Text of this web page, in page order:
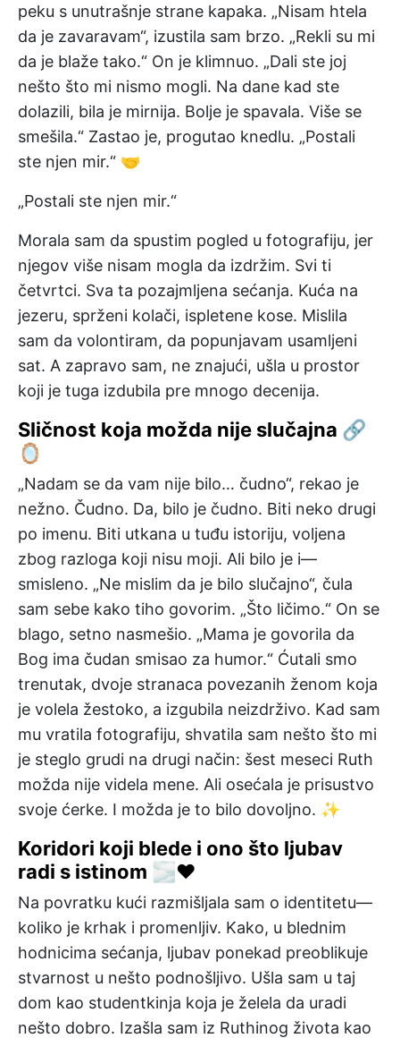
peku s unutrašnje strane kapaka. „Nisam htela
da je zavaravam“, izustila sam brzo. „Rekli su mi
da je blaže tako.“ On je klimnuo. „Dali ste joj
nešto što mi nismo mogli. Na dane kad ste
dolazili, bila je mirnija. Bolje je spavala. Više se
smešila.“ Zastao je, progutao knedlu. „Postali
ste njen mir.“ 🤝
„Postali ste njen mir.“
Morala sam da spustim pogled u fotografiju, jer
njegov više nisam mogla da izdržim. Svi ti
četvrtci. Sva ta pozajmljena sećanja. Kuća na
jezeru, sprženi kolači, ispletene kose. Mislila
sam da volontiram, da popunjavam usamljeni
sat. A zapravo sam, ne znajući, ušla u prostor
koji je tuga izdubila pre mnogo decenija.
Sličnost koja možda nije slučajna 🔗
🪞
„Nadam se da vam nije bilo… čudno“, rekao je
nežno. Čudno. Da, bilo je čudno. Biti neko drugi
po imenu. Biti utkana u tuđu istoriju, voljena
zbog razloga koji nisu moji. Ali bilo je i—
smisleno. „Ne mislim da je bilo slučajno“, čula
sam sebe kako tiho govorim. „Što ličimo.“ On se
blago, setno nasmešio. „Mama je govorila da
Bog ima čudan smisao za humor.“ Ćutali smo
trenutak, dvoje stranaca povezanih ženom koja
je volela žestoko, a izgubila neizdrživo. Kad sam
mu vratila fotografiju, shvatila sam nešto što mi
je steglo grudi na drugi način: šest meseci Ruth
možda nije videla mene. Ali osećala je prisustvo
svoje ćerke. I možda je to bilo dovoljno. ✨
Koridori koji blede i ono što ljubav
radi s istinom 🌫️❤️
Na povratku kući razmišljala sam o identitetu—
koliko je krhak i promenljiv. Kako, u blednim
hodnicima sećanja, ljubav ponekad preoblikuje
stvarnost u nešto podnošljivo. Ušla sam u taj
dom kao studentkinja koja je želela da uradi
nešto dobro. Izašla sam iz Ruthinog života kao